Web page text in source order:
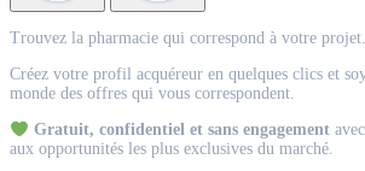
Acquéreur
Trouvez la pharmacie qui correspond à votre projet.
Créez votre profil acquéreur en quelques clics et
monde des offres qui vous correspondent.
Gratuit, confidentiel et sans engagementavec
aux opportunités les plus exclusives du marché.